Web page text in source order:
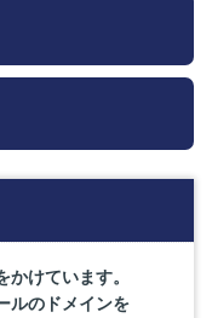
けています。
ルのドメインを